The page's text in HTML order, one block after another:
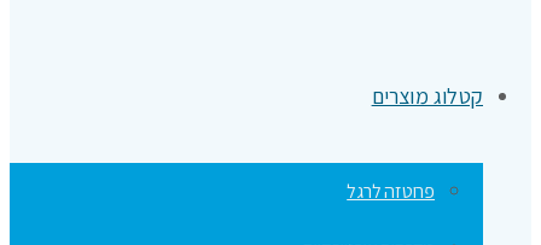
קטלוג מוצרים
פרוטזה לרגל